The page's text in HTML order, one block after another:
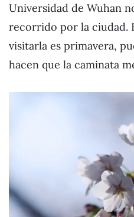
Universidad de Wuhan
recorrido por la ciudad.
visitarla es primavera,
hacen que la caminata